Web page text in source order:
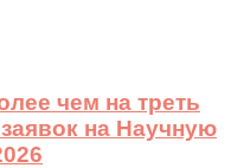
чем на треть
на Научную